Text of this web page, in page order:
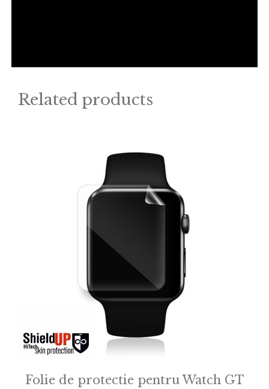
Related products
Folie de protectie pentru Watch GT